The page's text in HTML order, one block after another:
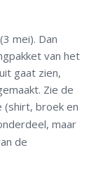
mei). Dan
van het
gaat zien,
Zie de
(shirt, broek en
maar
de